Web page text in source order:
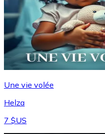
Une vie volée
Helza
7 $US